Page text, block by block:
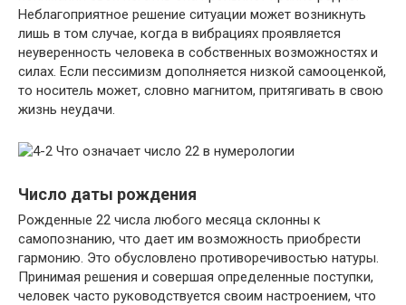
Неблагоприятное решение ситуации может возникнуть
лишь в том случае, когда в вибрациях проявляется
неуверенность человека в собственных возможностях и
силах. Если пессимизм дополняется низкой самооценкой,
то носитель может, словно магнитом, притягивать в свою
жизнь неудачи.
Число даты рождения
Рожденные 22 числа любого месяца склонны к
самопознанию, что дает им возможность приобрести
гармонию. Это обусловлено противоречивостью натуры.
Принимая решения и совершая определенные поступки,
человек часто руководствуется своим настроением, что